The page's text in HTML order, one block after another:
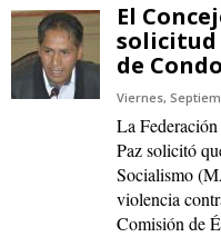
El
solicitud
de
Viernes,
La
Paz solicitó
Socialismo
violencia
Comisión de